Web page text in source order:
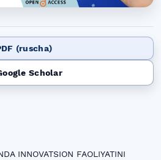
(ruscha)
Scholar
INNOVATSION FAOLIYATINI